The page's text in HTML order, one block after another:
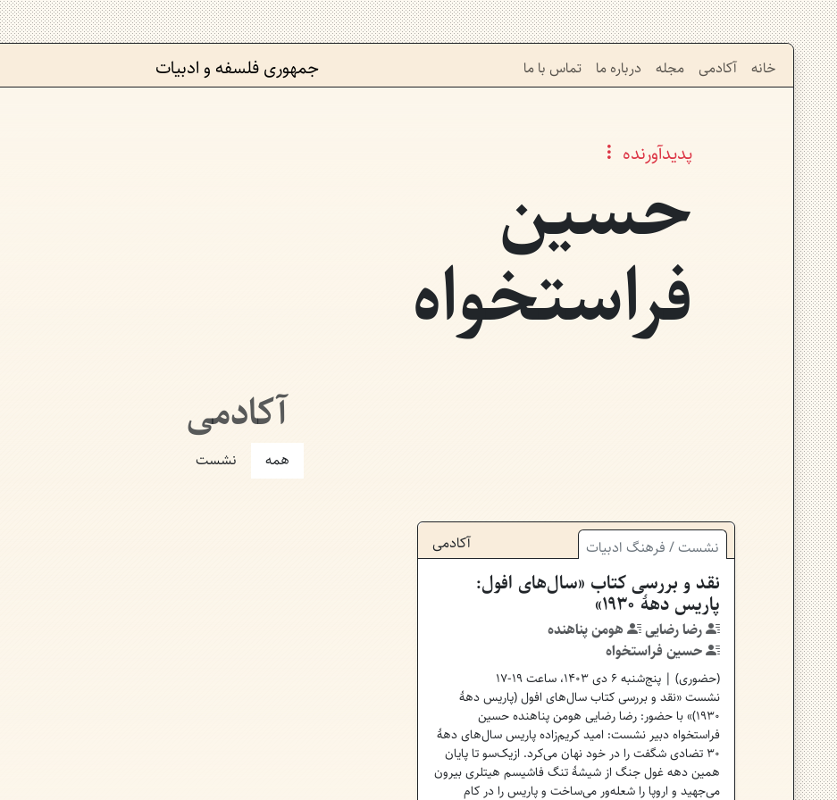
جمهوری فلسفه و ادبیات خانه آکادمی مجله درباره ما تماس با ما
پدیدآورنده
حسین
فراستخواه
آکادمی
همه نشست
نشست/ فرهنگ ادبیات آکادمی
نقد و بررسی کتاب «سال‌های افول:
پاریس دههٔ ۱۹۳۰»
رضا رضایی
هومن پناهنده
حسین فراستخواه
(حضوری) | پنج‌شنبه ۶ دی ۱۴۰۳، ساعت ۱۹-۱۷
نشست «نقد و بررسی کتاب سال‌های افول (پاریس دهۀ
۱۹۳۰)» با حضور: رضا رضایی هومن پناهنده حسین
فراستخواه دبیر نشست: امید کریم‌زاده پاریس سال‌های دههٔ
۳۰ تضادی شگفت را در خود نهان می‌کرد. ازیک‌سو تا پایان
همین دهه غول جنگ از شیشهٔ تنگ فاشیسم هیتلری بیرون
می‌جهید و اروپا را شعله‌ور می‌ساخت و پاریس را در کام